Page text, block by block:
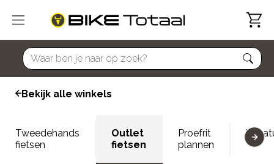
home
Bekijk alle winkels
Tweedehands
fietsen
Outlet
fietsen
Proefrit
plannen